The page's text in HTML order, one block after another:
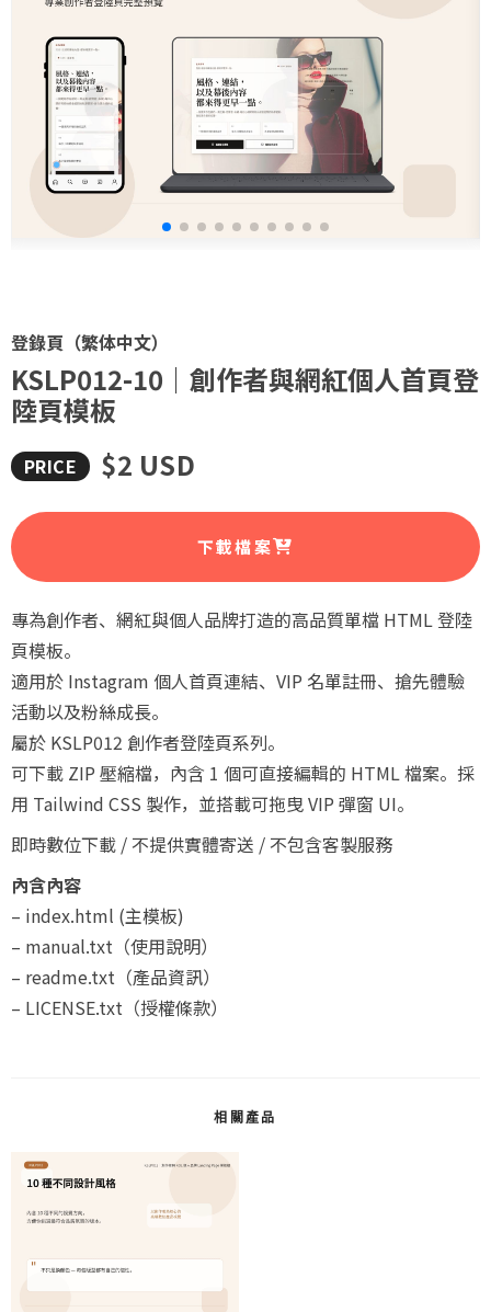
登錄頁（繁体中文）
KSLP012-10｜創作者與網紅個人首頁登
陸頁模板
$2 USD
下載檔案
專為創作者、網紅與個人品牌打造的高品質單檔 HTML 登陸
頁模板。
適用於 Instagram 個人首頁連結、VIP 名單註冊、搶先體驗
活動以及粉絲成長。
屬於 KSLP012 創作者登陸頁系列。
可下載 ZIP 壓縮檔，內含 1 個可直接編輯的 HTML 檔案。採
用 Tailwind CSS 製作，並搭載可拖曳 VIP 彈窗 UI。
即時數位下載 / 不提供實體寄送 / 不包含客製服務
內含內容
– index.html (主模板)
– manual.txt（使用說明）
– readme.txt（產品資訊）
– LICENSE.txt（授權條款）
相關產品